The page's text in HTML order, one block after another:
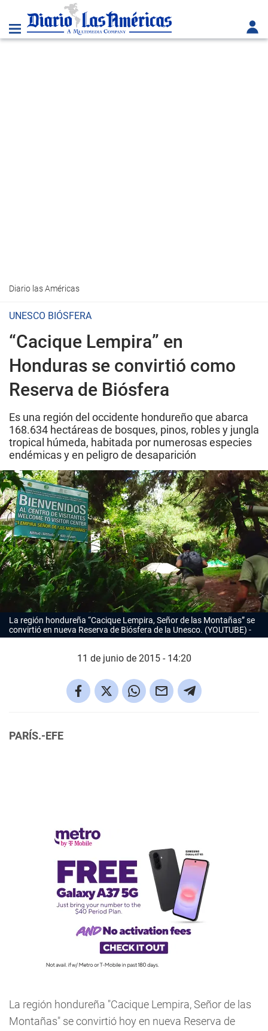
Diario las Américas
UNESCO BIÓSFERA
“Cacique Lempira” en
Honduras se convirtió como
Reserva de Biósfera
Es una región del occidente hondureño que abarca
168.634 hectáreas de bosques, pinos, robles y jungla
tropical húmeda, habitada por numerosas especies
endémicas y en peligro de desaparición
La región hondureña “Cacique Lempira, Señor de las Montañas” se
convirtió en nueva Reserva de Biósfera de la Unesco. (YOUTUBE)
11 de junio de 2015 - 14:20
PARÍS.-EFE
La región hondureña "Cacique Lempira, Señor de las
Montañas" se convirtió hoy en nueva Reserva de